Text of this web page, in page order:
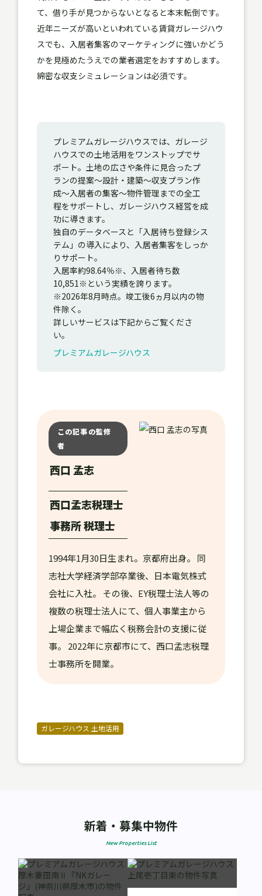
て、借り手が見つからないとなると本末転倒です。
近年ニーズが高いといわれている賃貸ガレージハウ
スでも、入居者集客のマーケティングに強いかどう
かを見極めたうえでの業者選定をおすすめします。
綿密な収支シミュレーションは必須です。
プレミアムガレージハウスでは、ガレージ
ハウスでの土地活用をワンストップでサ
ポート。土地の広さや条件に見合ったプ
ランの提案～設計・建築～収支プラン作
成～入居者の集客～物件管理までの全工
程をサポートし、ガレージハウス経営を成
功に導きます。
独自のデータベースと「入居待ち登録シス
テム」の導入により、入居者集客をしっか
りサポート。
入居率約98.64％※、入居者待ち数
10,851※という実績を誇ります。
※2026年8月時点。竣工後6ヵ月以内の物
件除く。
詳しいサービスは下記からご覧くださ
い。
プレミアムガレージハウス
この記事の監修
者
西口 孟志
西口孟志税理士
事務所 税理士
1994年1月30日生まれ。京都府出身。 同
志社大学経済学部卒業後、日本電気株式
会社に入社。 その後、EY税理士法人等の
複数の税理士法人にて、個人事業主から
上場企業まで幅広く税務会計の支援に従
事。 2022年に京都市にて、西口孟志税理
士事務所を開業。
ガレージハウス 土地活用
新着・募集中物件
New Properties List